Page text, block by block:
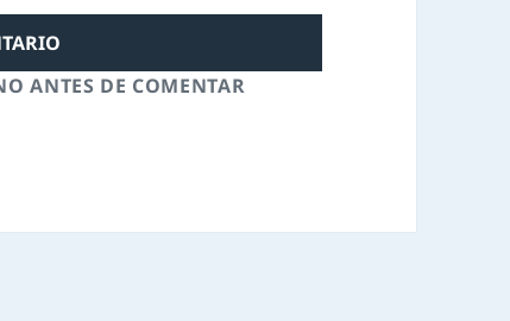
ANTES DE COMENTAR